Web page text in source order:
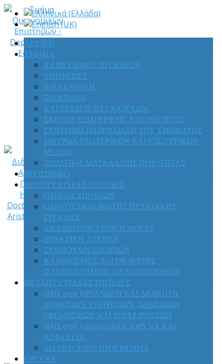
ΑΡΧΙΚΗ
ΤΜΗΜΑ
ΧΑΙΡΕΤΙΣΜΟΣ ΠΡΟΕΔΡΟΥ
ΥΠΗΡΕΣΙΕΣ
ΒΙΒΛΙΟΘΗΚΗ
ΠΡΟΣΒΑΣΗ
ΚΑΤΑΤΑΞΕΙΣ ΠΤΥΧΙΟΥΧΩΝ
ΕΚΘΕΣΗ ΕΞΩΤΕΡΙΚΗΣ ΑΞΙΟΛΟΓΗΣΗΣ
ΣΥΝΤΟΜΗ ΠΑΡΟΥΣΙΑΣΗ ΤΟΥ ΤΜΗΜΑΤΟΣ
ΜΗΤΡΩΑ ΕΣΩΤΕΡΙΚΩΝ ΚΑΙ ΕΞΩΤΕΡΙΚΩΝ
ΜΕΛΩΝ
ΠΟΛΙΤΙΚΗ ΔΙΑΣΦΑΛΙΣΗΣ ΠΟΙΟΤΗΤΑΣ
ΠΡΟΣΩΠΙΚΟ
ΠΡΟΠΤΥΧΙΑΚΕΣ ΣΠΟΥΔΕΣ
ΟΔΗΓΟΣ ΣΠΟΥΔΩΝ
ΟΔΗΓΟΣ ΕΚΠΟΝΗΣΗΣ ΠΤΥΧΙΑΚΗΣ
ΕΡΓΑΣΙΑΣ
ΑΚΑΔΗΜΑΪΚΟ ΗΜΕΡΟΛΟΓΙΟ
ΠΡΑΚΤΙΚΗ ΑΣΚΗΣΗ
ΣΥΜΒΟΥΛΟΙ ΣΠΟΥΔΩΝ
ΚΑΝΟΝΙΣΜΟΣ ΛΟΓΟΚΛΟΠΗΣ
ΠΑΝΕΠΙΣΤΗΜΙΟΥ ΠΕΛΟΠΟΝΝΗΣΟΥ
ΜΕΤΑΠΤΥΧΙΑΚΕΣ ΣΠΟΥΔΕΣ
ΠΜΣ στην ΟΡΓΑΝΩΣΗ ΚΑΙ ΔΙΟΙΚΗΣΗ
ΔΗΜΟΣΙΩΝ ΥΠΗΡΕΣΙΩΝ, ΔΗΜΟΣΙΩΝ
ΟΡΓΑΝΙΣΜΩΝ ΚΑΙ ΕΠΙΧΕΙΡΗΣΕΩΝ
ΠΜΣ στην ΟΙΚΟΝΟΜΙΑ ΑΜΥΝΑ ΚΑΙ
ΑΣΦΑΛΕΙΑ
ΔΙΔΑΚΤΟΡΙΚΟ ΠΡΟΓΡΑΜΜΑ
ΕΡΕΥΝΑ
Τμήμα
Οικονομικών
Επιστημών
-
Department
of
Economics
(32)
Επίτιμη
Διδακτορία
κ.
Αριστείδη
Γιαπαλή
-
Honorary
Doctorate
to
Mr.
Aristidis
Giapalis
(29)